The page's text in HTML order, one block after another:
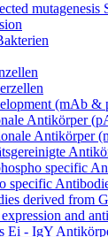
mutagenesis
(mAb &
Antikörper
Antikörper
specific
specific
derived from
and
Ei - IgY